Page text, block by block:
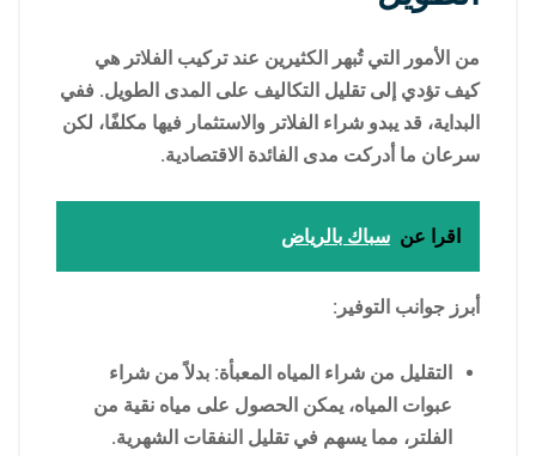
من الأمور التي تُبهر الكثيرين عند تركيب الفلاتر هي
كيف تؤدي إلى تقليل التكاليف على المدى الطويل. ففي
البداية، قد يبدو شراء الفلاتر والاستثمار فيها مكلفًا، لكن
سرعان ما أدركت مدى الفائدة الاقتصادية.
اقرا عن سباك بالرياض
أبرز جوانب التوفير:
التقليل من شراء المياه المعبأة: بدلاً من شراء
عبوات المياه، يمكن الحصول على مياه نقية من
الفلتر، مما يسهم في تقليل النفقات الشهرية.